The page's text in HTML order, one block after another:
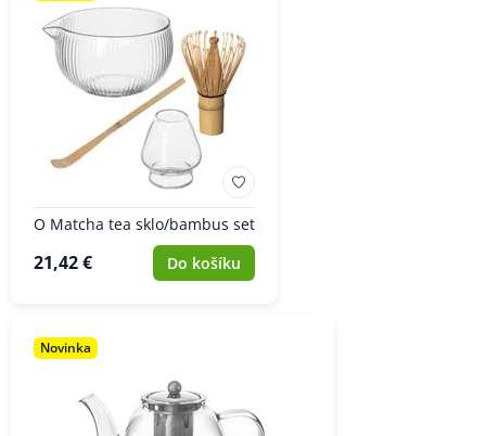
O Matcha tea sklo/bambus set
21,42 € Do košíku
Novinka